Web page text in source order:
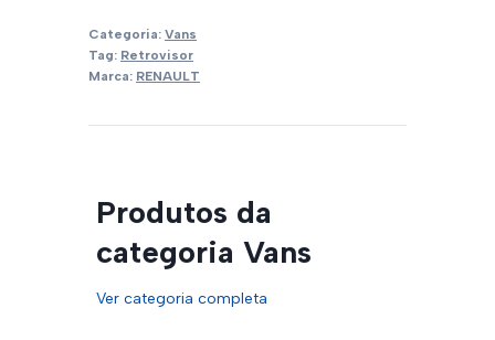
Categoria: Vans
Tag: Retrovisor
Marca: RENAULT
Produtos da
categoria Vans
Ver categoria completa